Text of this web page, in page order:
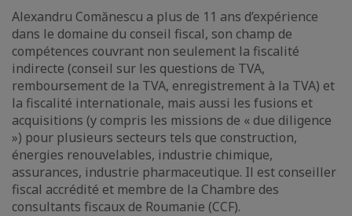
Alexandru Comănescu a plus de 11 ans d’expérience
dans le domaine du conseil fiscal, son champ de
compétences couvrant non seulement la fiscalité
indirecte (conseil sur les questions de TVA,
remboursement de la TVA, enregistrement à la TVA) et
la fiscalité internationale, mais aussi les fusions et
acquisitions (y compris les missions de « due diligence
») pour plusieurs secteurs tels que construction,
énergies renouvelables, industrie chimique,
assurances, industrie pharmaceutique. Il est conseiller
fiscal accrédité et membre de la Chambre des
consultants fiscaux de Roumanie (CCF).